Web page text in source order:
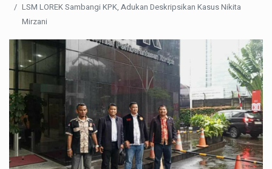
LSM LOREK Sambangi KPK, Adukan Deskripsikan Kasus Nikita
Mirzani